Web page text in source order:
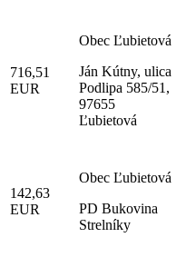
716,51
EUR
Obec Ľubietová
Ján Kútny, ulica
Podlipa 585/51,
97655
Ľubietová
142,63
EUR
Obec Ľubietová
PD Bukovina
Strelníky